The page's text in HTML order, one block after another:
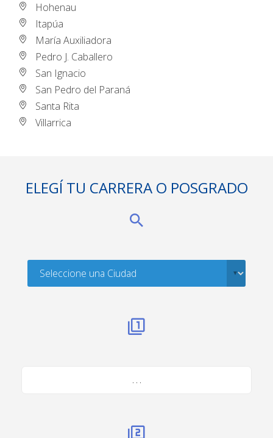
Hohenau
Itapúa
María Auxiliadora
Pedro J. Caballero
San Ignacio
San Pedro del Paraná
Santa Rita
Villarrica
ELEGÍ TU CARRERA O POSGRADO
. . .